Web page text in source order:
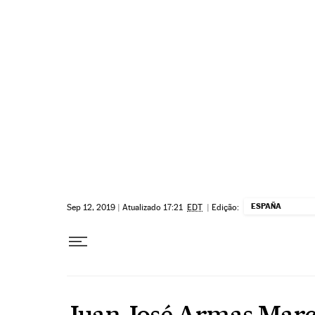
Sep 12, 2019 | Atualizado 17:21 EDT | Edição: ESPAÑA